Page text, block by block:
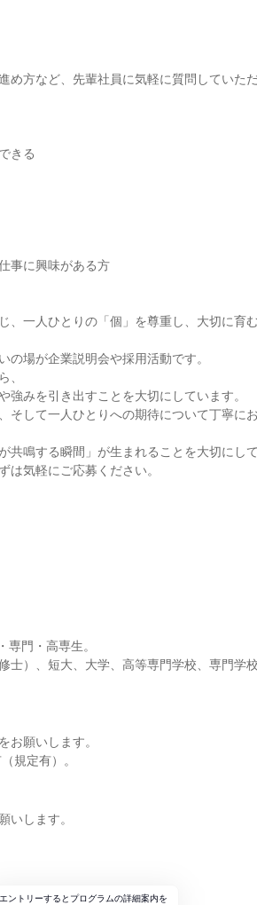
方など、先輩社員に気軽に質問していただ
きる
事に興味がある方
、一人ひとりの「個」を尊重し、大切に育
の場が企業説明会や採用活動です。
、
強みを引き出すことを大切にしています。
そして一人ひとりへの期待について丁寧に
鳴する瞬間」が生まれることを大切にして
は気軽にご応募ください。
門・高専生。
士）、短大、大学、高等専門学校、専門学校
お願いします。
規定有）。
いします。
エントリーするとプログラムの詳細案内を